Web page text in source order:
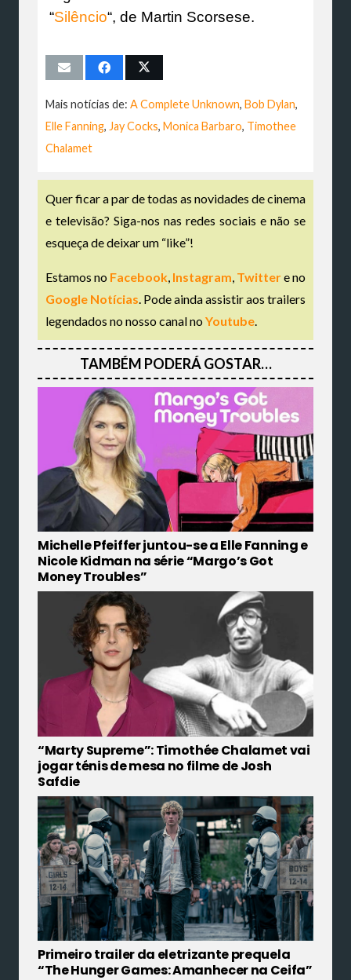
“Silêncio“, de Martin Scorsese.
Mais notícias de: A Complete Unknown, Bob Dylan,
Elle Fanning, Jay Cocks, Monica Barbaro, Timothee
Chalamet
Quer ficar a par de todas as novidades de cinema
e televisão? Siga-nos nas redes sociais e não se
esqueça de deixar um “like”!
Estamos no Facebook, Instagram, Twittere no
Google Notícias. Pode ainda assistir aos trailers
legendados no nosso canal noYoutube.
TAMBÉM PODERÁ GOSTAR…
Michelle Pfeiffer juntou-se a Elle Fanning e
Nicole Kidman na série “Margo’s Got
Money Troubles”
“Marty Supreme”: Timothée Chalamet vai
jogar ténis de mesa no filme de Josh
Safdie
Primeiro trailer da eletrizante prequela
“The Hunger Games: Amanhecer na Ceifa”